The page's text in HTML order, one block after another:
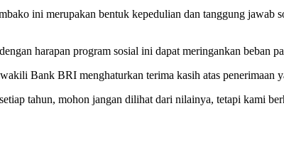
ini merupakan bentuk kepedulian dan tanggung
harapan program sosial ini dapat meringankan beban
Bank BRI menghaturkan terima kasih atas penerimaan
tahun, mohon jangan dilihat dari nilainya, tetapi kami